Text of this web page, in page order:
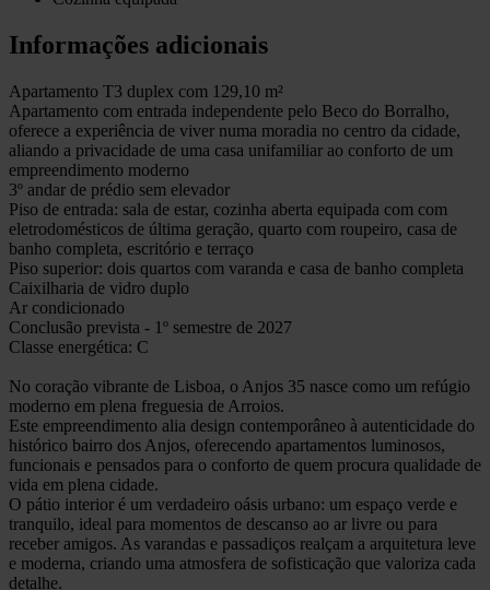
Informações adicionais
Apartamento T3 duplex com 129,10 m²
Apartamento com entrada independente pelo Beco do Borralho,
oferece a experiência de viver numa moradia no centro da cidade,
aliando a privacidade de uma casa unifamiliar ao conforto de um
empreendimento moderno
3º andar de prédio sem elevador
Piso de entrada: sala de estar, cozinha aberta equipada com com
eletrodomésticos de última geração, quarto com roupeiro, casa de
banho completa, escritório e terraço
Piso superior: dois quartos com varanda e casa de banho completa
Caixilharia de vidro duplo
Ar condicionado
Conclusão prevista - 1º semestre de 2027
Classe energética: C
No coração vibrante de Lisboa, o Anjos 35 nasce como um refúgio
moderno em plena freguesia de Arroios.
Este empreendimento alia design contemporâneo à autenticidade do
histórico bairro dos Anjos, oferecendo apartamentos luminosos,
funcionais e pensados para o conforto de quem procura qualidade de
vida em plena cidade.
O pátio interior é um verdadeiro oásis urbano: um espaço verde e
tranquilo, ideal para momentos de descanso ao ar livre ou para
receber amigos. As varandas e passadiços realçam a arquitetura leve
e moderna, criando uma atmosfera de sofisticação que valoriza cada
detalhe.